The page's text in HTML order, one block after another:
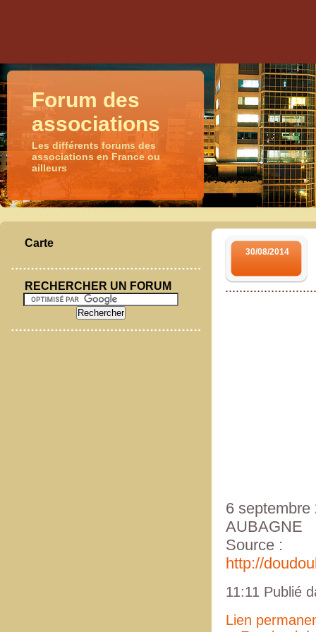
Forum des
associations
Les différents forums des
associations en France ou
ailleurs
Carte
RECHERCHER UN FORUM
30/08/2014
6 septembre
AUBAGNE
Source :
http://
11:11 Publié
Lien